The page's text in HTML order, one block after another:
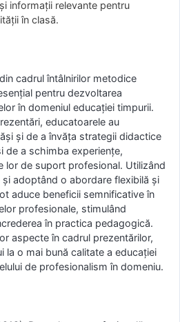
informații relevante pentru
în clasă.
cadrul întâlnirilor metodice
pentru dezvoltarea
în domeniul educației timpurii.
educatoarele au
și de a învăța strategii didactice
de a schimba experiențe,
lor de suport profesional. Utilizând
adoptând o abordare flexibilă și
aduce beneficii semnificative în
profesionale, stimulând
în practica pedagogică.
aspecte în cadrul prezentărilor,
la o mai bună calitate a educației
de profesionalism în domeniu.